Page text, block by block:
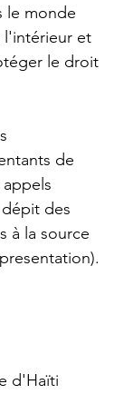
le monde
l'intérieur et
le droit
de
des
à la source
d'Haïti